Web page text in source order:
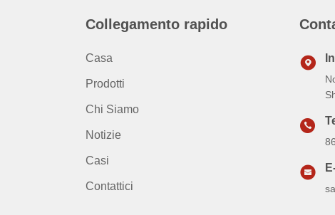
Collegamento rapido
Casa
Prodotti
Chi Siamo
Notizie
Casi
Contattici